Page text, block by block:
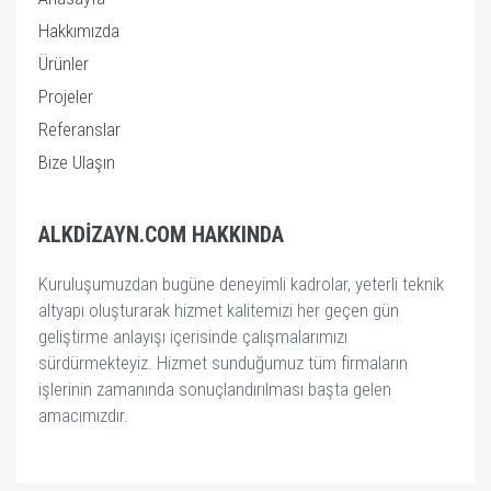
Hakkımızda
Ürünler
Projeler
Referanslar
Bize Ulaşın
ALKDIZAYN.COM HAKKINDA
Kuruluşumuzdan bugüne deneyimli kadrolar, yeterli teknik
altyapı oluşturarak hizmet kalitemizi her geçen gün
geliştirme anlayışı içerisinde çalışmalarımızı
sürdürmekteyiz. Hizmet sunduğumuz tüm firmaların
işlerinin zamanında sonuçlandırılması başta gelen
amacımızdır.